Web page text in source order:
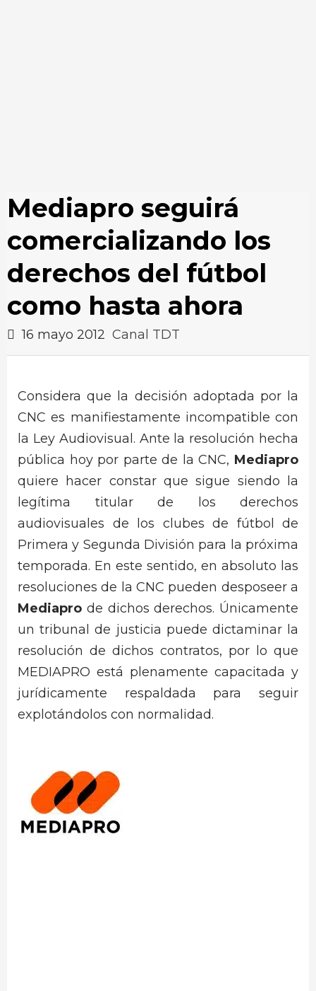
Mediapro seguirá
comercializando los
derechos del fútbol
como hasta ahora
16 mayo 2012 Canal TDT
Considera que la decisión adoptada por la
CNC es manifiestamente incompatible con
la Ley Audiovisual. Ante la resolución hecha
pública hoy por parte de la CNC, Mediapro
quiere hacer constar que sigue siendo la
legítima titular de los derechos
audiovisuales de los clubes de fútbol de
Primera y Segunda División para la próxima
temporada. En este sentido, en absoluto las
resoluciones de la CNC pueden desposeer a
Mediapro de dichos derechos. Únicamente
un tribunal de justicia puede dictaminar la
resolución de dichos contratos, por lo que
MEDIAPRO está plenamente capacitada y
jurídicamente respaldada para seguir
explotándolos con normalidad.